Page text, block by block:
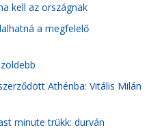
kell az országnak
a megfelelő
Athénba: Vitális Milán
minute trükk: durván